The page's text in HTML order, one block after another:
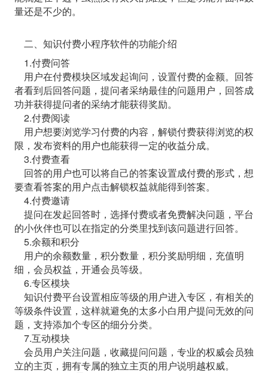
量还是不少的。
二、知识付费小程序软件的功能介绍
1.付费问答
用户在付费模块区域发起询问，设置付费的金额。回答
者看到后回答问题，提问者采纳最佳的问题用户，回答成
功并获得提问者的采纳才能获得奖励。
2.付费阅读
用户想要浏览学习付费的内容，解锁付费获得浏览的权
限，发布资料的用户也能获得一定的收益分成。
3.付费查看
回答的用户也可以将自己的答案设置成付费的形式，想
要查看答案的用户点击解锁权益就能得到答案。
4.付费邀请
提问在发起回答时，选择付费或者免费解决问题，平台
的小伙伴也可以在指定的分类里找到该问题进行回答。
5.余额和积分
用户的余额数量，积分数量，积分奖励明细，充值明
细，会员权益，开通会员等级。
6.专区模块
知识付费平台设置相应等级的用户进入专区，有相关的
等级条件设置，这样就避免的太多小白用户提问无效的问
题，支持添加个专区的细分分类。
7.互动模块
会员用户关注问题，收藏提问问题，专业的权威会员独
立的主页，拥有专属的独立主页的用户说明越权威。